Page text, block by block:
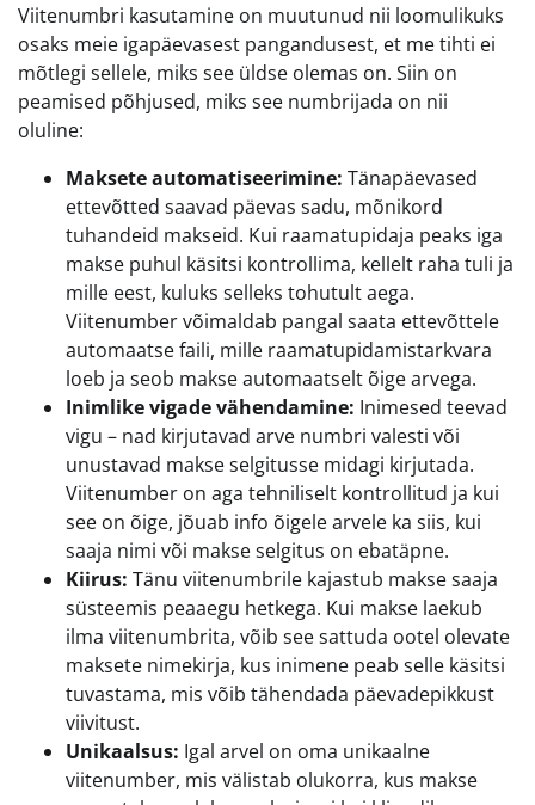
Viitenumbri kasutamine on muutunud nii loomulikuks
osaks meie igapäevasest pangandusest, et me tihti ei
mõtlegi sellele, miks see üldse olemas on. Siin on
peamised põhjused, miks see numbrijada on nii
oluline:
Maksete automatiseerimine: Tänapäevased
ettevõtted saavad päevas sadu, mõnikord
tuhandeid makseid. Kui raamatupidaja peaks iga
makse puhul käsitsi kontrollima, kellelt raha tuli ja
mille eest, kuluks selleks tohutult aega.
Viitenumber võimaldab pangal saata ettevõttele
automaatse faili, mille raamatupidamistarkvara
loeb ja seob makse automaatselt õige arvega.
Inimlike vigade vähendamine: Inimesed teevad
vigu – nad kirjutavad arve numbri valesti või
unustavad makse selgitusse midagi kirjutada.
Viitenumber on aga tehniliselt kontrollitud ja kui
see on õige, jõuab info õigele arvele ka siis, kui
saaja nimi või makse selgitus on ebatäpne.
Kiirus: Tänu viitenumbrile kajastub makse saaja
süsteemis peaaegu hetkega. Kui makse laekub
ilma viitenumbrita, võib see sattuda ootel olevate
maksete nimekirja, kus inimene peab selle käsitsi
tuvastama, mis võib tähendada päevadepikkust
viivitust.
Unikaalsus: Igal arvel on oma unikaalne
viitenumber, mis välistab olukorra, kus makse